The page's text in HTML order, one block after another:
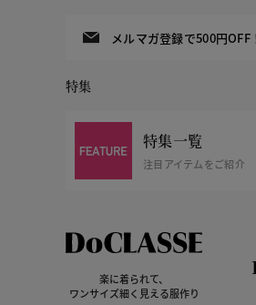
メルマガ登録で500円OFF
特集
特集一覧
注目アイテムをご紹介
楽に着られて、
ワンサイズ細く見える服作り